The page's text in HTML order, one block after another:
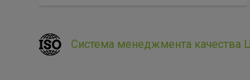
Система менеджмента качества